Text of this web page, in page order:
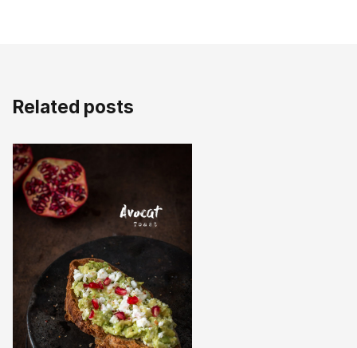
Related posts